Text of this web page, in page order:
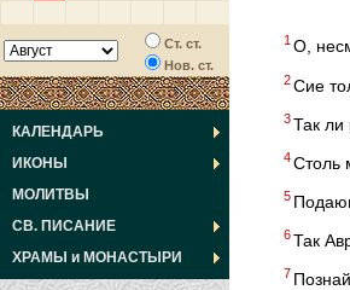
Ст. ст.
Нов. ст.
КАЛЕНДАРЬ
ИКОНЫ
МОЛИТВЫ
СВ. ПИСАНИЕ
ХРАМЫ и МОНАСТЫРИ
1О,
2Сие
3Так ли
4Столь
5
6Так
7